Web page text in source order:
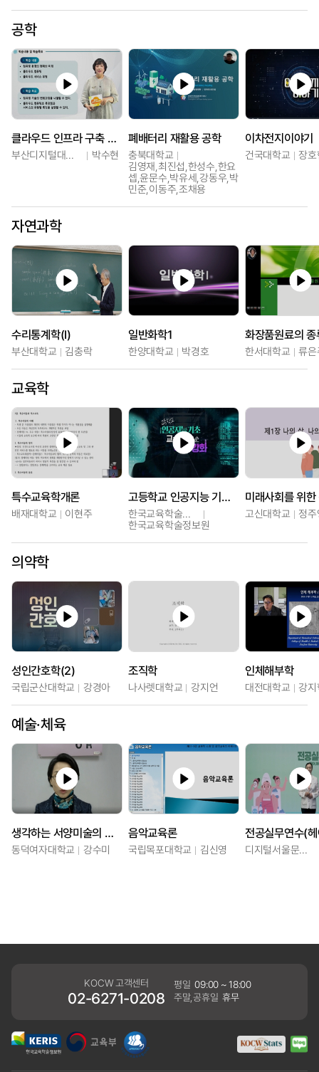
공학
클라우드 인프라 구축 및 활용
부산디지털대학교 박수현
폐배터리 재활용 공학
충북대학교
김영재,최진섭,한성수,한요
셉,윤문수,박유세,강동우,박
민준,이동주,조채용
이차전지이야기
건국대학교 장
자연과학
수리통계학(I)
부산대학교 김충락
일반화학1
한양대학교 박경호 한서대학교 류
교육학
특수교육학개론
배재대학교 이현주
고등학교 인공지능 기초 교수ㆍ학습 역량 강화
한국교육학술정보원
한국교육학술정보원
고신대학교 정
의약학
성인간호학(2)
국립군산대학교 강경아
조직학
나사렛대학교 강지언
인체해부학
대전대학교 강
예술·체육
생각하는 서양미술의 이해
동덕여자대학교 강수미
음악교육론
국립목포대학교 김신영 디지털서울문화예술대학교
KOCW 고객센터
02-6271-0208
평일 09:00 ~ 18:00
주말,공휴일 휴무